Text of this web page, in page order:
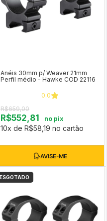
Anéis 30mm p/ Weaver 21mm
Perfil médio - Hawke COD 22116
0.0
R$659,00
R$552,81 no pix
10x de R$58,19 no cartão
ESGOTADO